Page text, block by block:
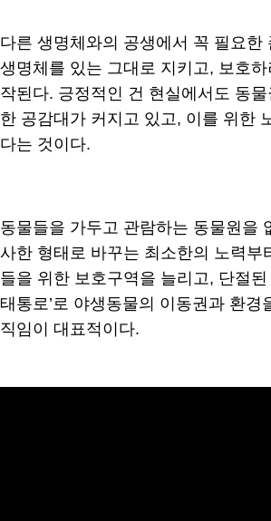
다른 생명체와의 공생에서 꼭 필요한
생명체를 있는 그대로 지키고, 보호하
작된다. 긍정적인 건 현실에서도 동물
한 공감대가 커지고 있고, 이를 위한
다는 것이다.
동물들을 가두고 관람하는 동물원을
사한 형태로 바꾸는 최소한의 노력부
들을 위한 보호구역을 늘리고, 단절된
태통로’로 야생동물의 이동권과 환경
직임이 대표적이다.